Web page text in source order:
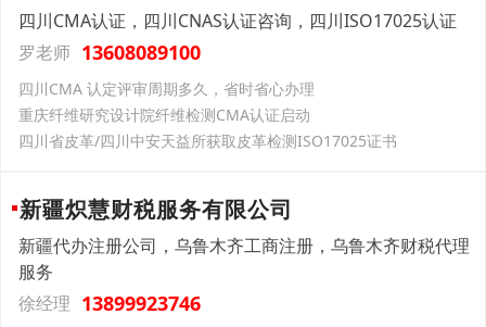
四川CMA认证，四川CNAS认证咨询，四川ISO17025认证
罗老师 13608089100
四川CMA 认定评审周期多久，省时省心办理
重庆纤维研究设计院纤维检测CMA认证启动
四川省皮革/四川中安天益所获取皮革检测ISO17025证书
新疆炽慧财税服务有限公司
新疆代办注册公司，乌鲁木齐工商注册，乌鲁木齐财税代理
服务
徐经理 13899923746